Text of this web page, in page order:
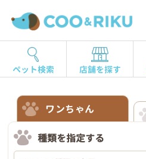
ペット検索 店舗を探す
ワンちゃん
種類を指定する